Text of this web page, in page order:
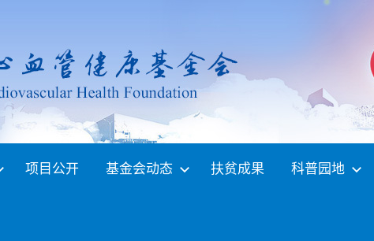
项目公开 基金会动态 扶贫成果 科普园地